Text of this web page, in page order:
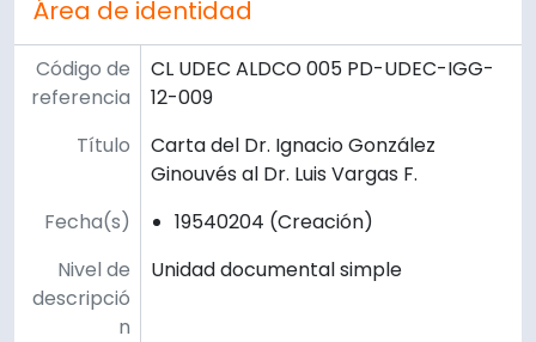
Área de identidad
Código de
referencia
CL UDEC ALDCO 005 PD-UDEC-IGG-
12-009
Título
Carta del Dr. Ignacio González
Ginouvés al Dr. Luis Vargas F.
Fecha(s)
19540204 (Creación)
Nivel de
descripció
n
Unidad documental simple